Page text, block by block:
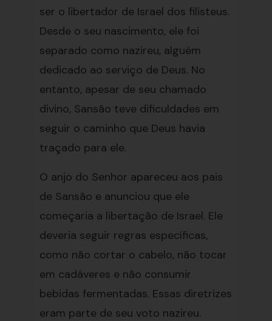
ser o libertador de Israel dos filisteus.
Desde o seu nascimento, ele foi
separado como nazireu, alguém
dedicado ao serviço de Deus. No
entanto, apesar de seu chamado
divino, Sansão teve dificuldades em
seguir o caminho que Deus havia
traçado para ele.
O anjo do Senhor apareceu aos pais
de Sansão e anunciou que ele
começaria a libertação de Israel. Ele
deveria seguir regras específicas,
como não cortar o cabelo, não tocar
em cadáveres e não consumir
bebidas fermentadas. Essas diretrizes
eram parte de seu voto nazireu.